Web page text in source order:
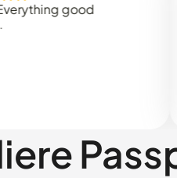
good